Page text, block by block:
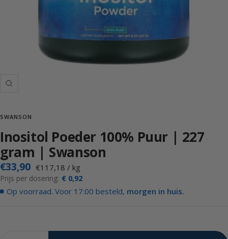
Inzoemen
SWANSON
Inositol Poeder 100% Puur | 227
gram | Swanson
Actieprijs
€33,90 €117,18 / kg
Prijs per dosering: € 0,92
Op voorraad. Voor 17:00 besteld, morgen in huis.